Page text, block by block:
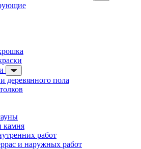
деревянного пола
камня
работ
и наружных работ